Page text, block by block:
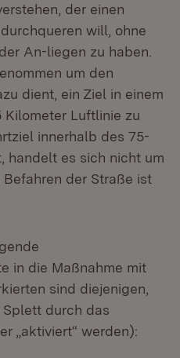
der einen
will, ohne
An-liegen zu haben.
um den
dient, ein Ziel in einem
Kilometer Luftlinie zu
innerhalb des 75-
handelt es sich nicht um
der Straße ist
in die Maßnahme mit
sind diejenigen,
durch das
„aktiviert“ werden):